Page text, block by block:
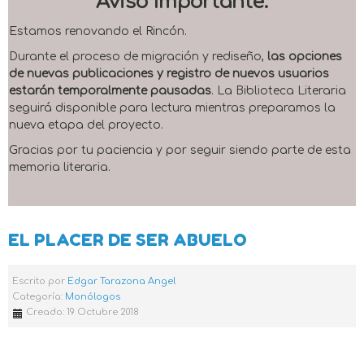
Estamos renovando el Rincón.
Durante el proceso de migración y rediseño, las opciones
de nuevas publicaciones y registro de nuevos usuarios
estarán temporalmente pausadas. La Biblioteca Literaria
seguirá disponible para lectura mientras preparamos la
nueva etapa del proyecto.
Gracias por tu paciencia y por seguir siendo parte de esta
memoria literaria.
EL PLACER DE SER ABUELO
Escrito por Edgar Tarazona Angel
Categoría: Monólogos
Creado: 19 Octubre 2018